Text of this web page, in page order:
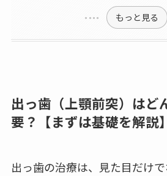
もっと見る
出っ歯（上顎前突）はど
要？【まずは基礎を解説】
出っ歯の治療は、見た目だけ